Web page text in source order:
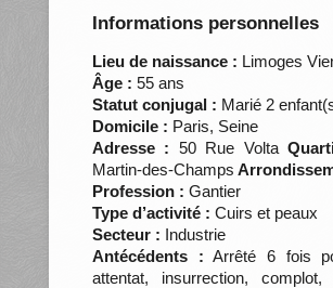
Informations personnelles
Lieu de naissance : Limoges
Âge : 55 ans
Statut conjugal : Marié 2
Domicile : Paris, Seine
Adresse : 50 Rue Volta
Martin-des-Champs
Profession : Gantier
Type d’activité : Cuirs et peaux
Secteur : Industrie
Antécédents : Arrêté 6 fois
attentat, insurrection, complot,